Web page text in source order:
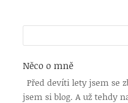
Něco o mně
Před devíti lety jsem se
jsem si blog. A už tehdy